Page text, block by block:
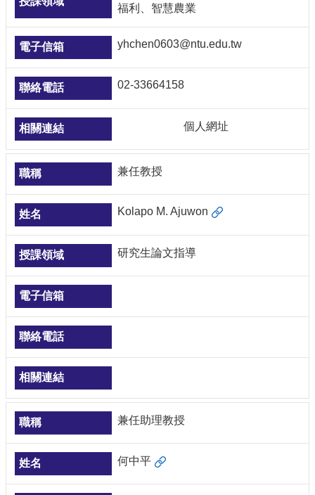
福利、智慧農業
yhchen0603@ntu.edu.tw
02-33664158
個人網址
兼任教授
Kolapo M. Ajuwon
研究生論文指導
兼任助理教授
何中平